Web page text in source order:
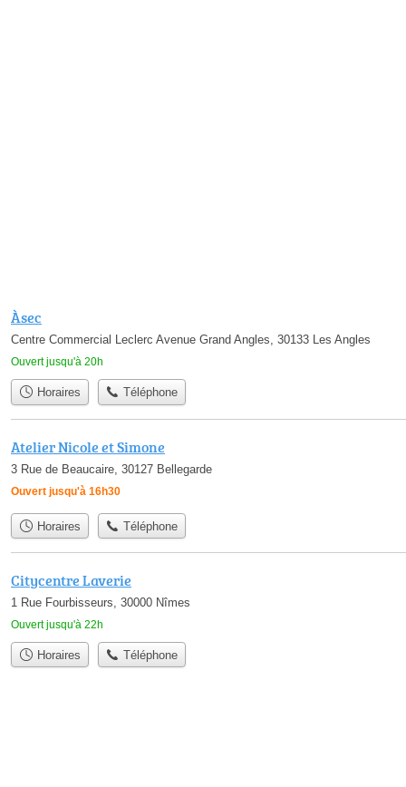
Àsec
Centre Commercial Leclerc Avenue Grand Angles, 30133 Les Angles
Ouvert jusqu'à 20h
Horaires Téléphone
Atelier Nicole et Simone
3 Rue de Beaucaire, 30127 Bellegarde
Ouvert jusqu'à 16h30
Horaires Téléphone
Citycentre Laverie
1 Rue Fourbisseurs, 30000 Nîmes
Ouvert jusqu'à 22h
Horaires Téléphone